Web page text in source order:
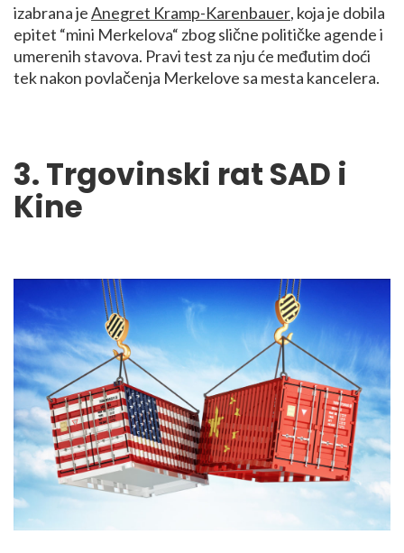
izabrana jeAnegret Kramp-Karenbauer, koja je dobila
epitet “mini Merkelova“ zbog slične političke agende i
umerenih stavova. Pravi test za nju će međutim doći
tek nakon povlačenja Merkelove sa mesta kancelera.
3. Trgovinski rat SAD i
Kine